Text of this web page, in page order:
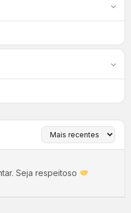
Seja respeitoso